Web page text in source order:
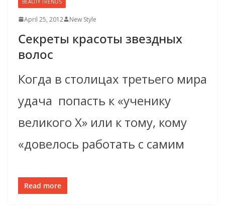
April 25, 2012 New Style
Секреты красоты звездных
волос
Когда в столицах третьего мира
удача ­ попасть к «ученику
великого X» или к тому, кому
«довелось работать с самим
Read more